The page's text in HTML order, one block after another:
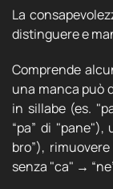
La
distinguere e
Comprende
una manca può
in sillabe (es.
“pa” di
bro”),
senza "ca" →